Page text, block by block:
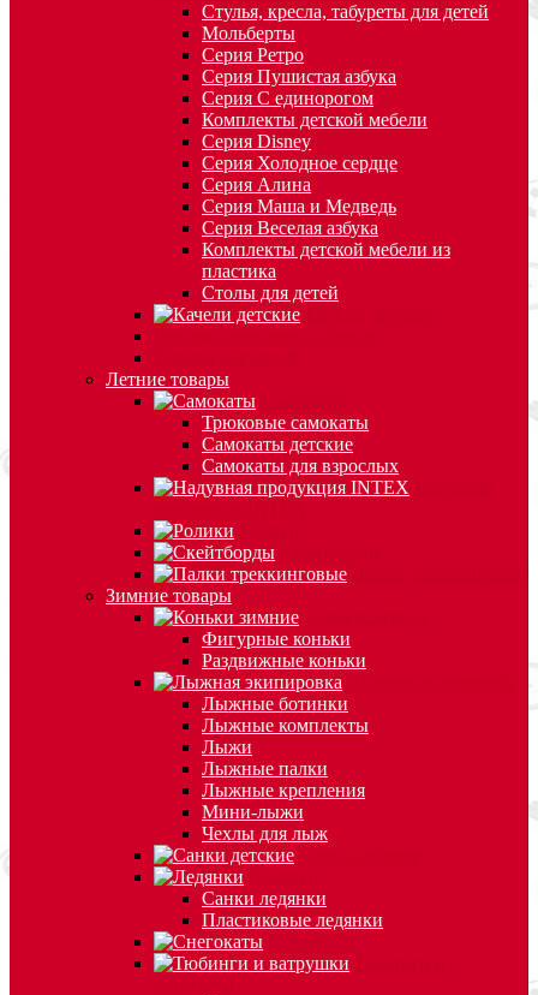
Стулья, кресла, табуреты для детей
Мольберты
Серия Ретро
Серия Пушистая азбука
Серия С единорогом
Комплекты детской мебели
Серия Disney
Серия Холодное сердце
Серия Алина
Серия Маша и Медведь
Серия Веселая азбука
Комплекты детской мебели из
пластика
Столы для детей
Летние товары
Трюковые самокаты
Самокаты детские
Самокаты для взрослых
Зимние товары
Фигурные коньки
Раздвижные коньки
Лыжные ботинки
Лыжные комплекты
Лыжи
Лыжные палки
Лыжные крепления
Мини-лыжи
Чехлы для лыж
Санки ледянки
Пластиковые ледянки